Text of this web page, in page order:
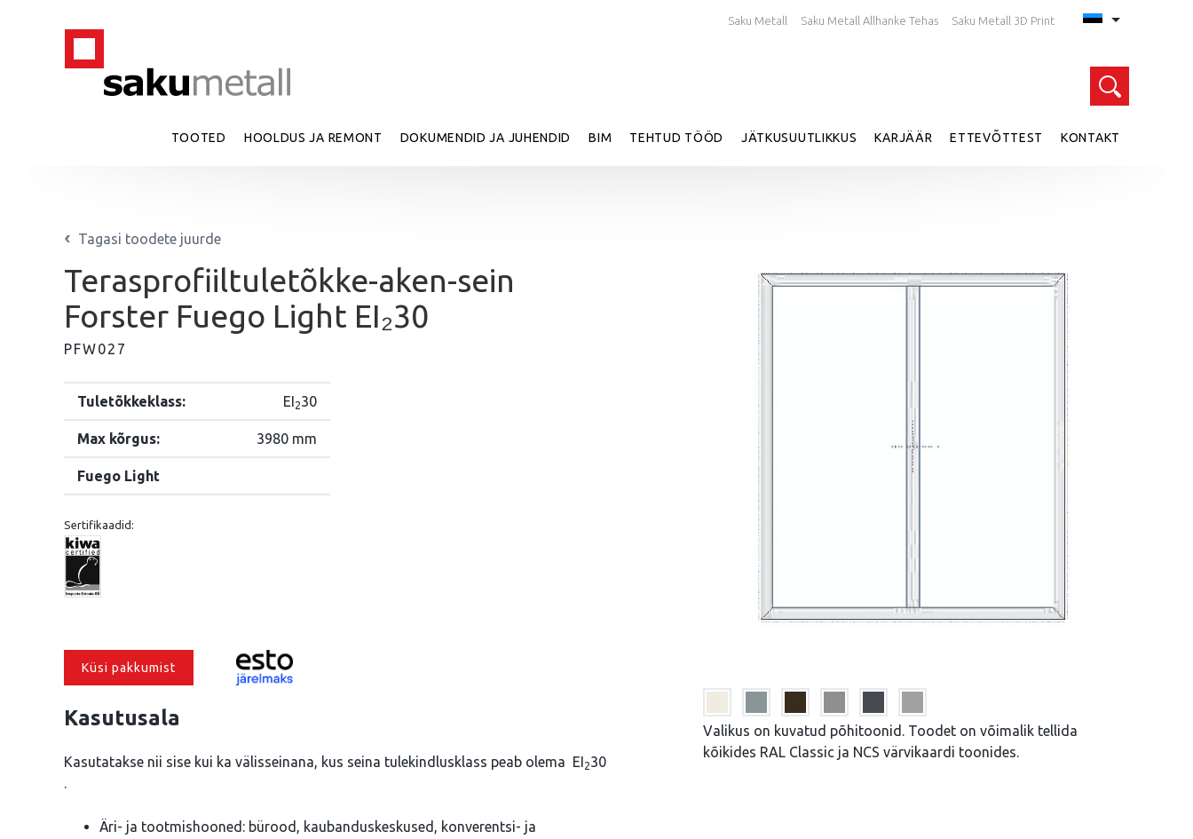
Saku Metall Saku Metall Allhanke Tehas Saku Metall 3D Print
TOOTED HOOLDUS JA REMONT DOKUMENDID JA JUHENDID BIM TEHTUD TÖÖD JÄTKUSUUTLIKKUS KARJÄÄR ETTEVÕTTEST KONTAKT
Tagasi toodete juurde
Terasprofiiltuletõkke-aken-sein
Forster Fuego Light EI₂30
PFW027
Tuletõkkeklass: EI230
Max kõrgus: 3980 mm
Fuego Light
Sertifikaadid:
Küsi pakkumist
Kasutusala
Kasutatakse nii sise kui ka välisseinana, kus seina tulekindlusklass peab olema EI230
.
Äri- ja tootmishooned: bürood, kaubanduskeskused, konverentsi- ja
Valikus on kuvatud põhitoonid. Toodet on võimalik tellida
kõikides RAL Classic ja NCS värvikaardi toonides.